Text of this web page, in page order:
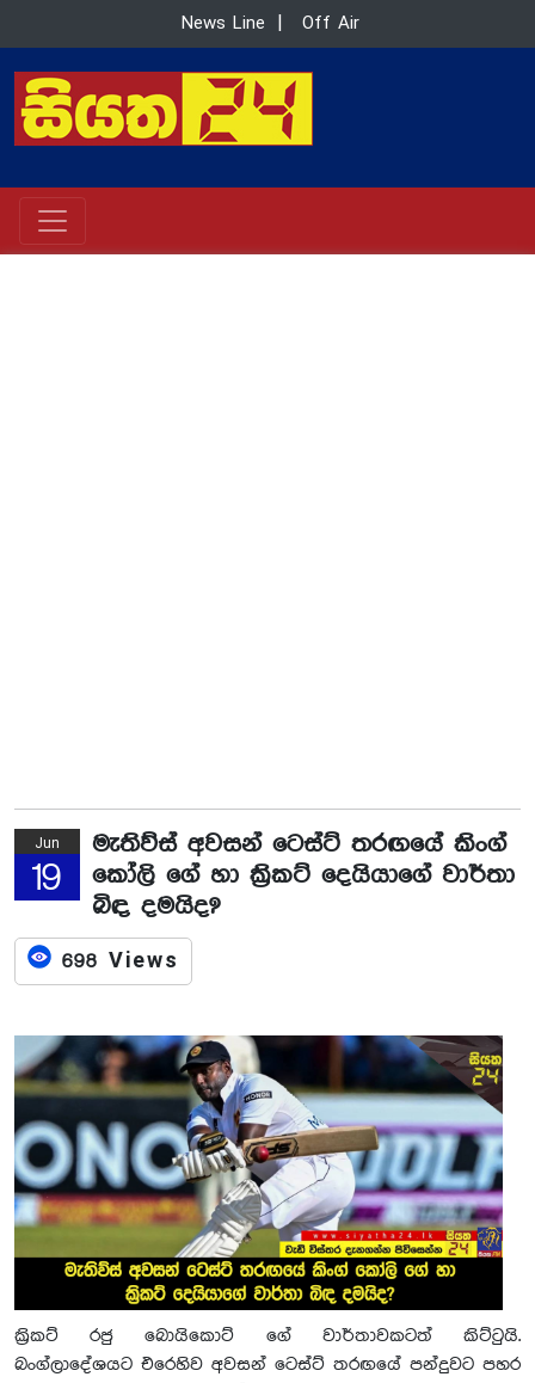
News Line Off Air
Jun
19
මැතිව්ස් අවසන් ටෙස්ට් තරඟයේ කිංග්
කෝලි ගේ හා ක්‍රිකට් දෙයියාගේ වාර්තා
බිඳ දමයිද?
698 Views
ක්‍රිකට් රජු බොයිකොට් ගේ වාර්තාවකටත් කිට්ටුයි.
බංග්ලාදේශයට එරෙහිව අවසන් ටෙස්ට් තරඟයේ පන්දුවට පහර